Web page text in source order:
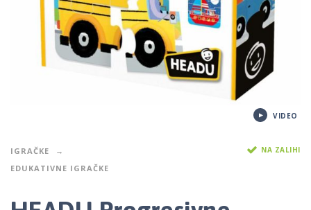
VIDEO
IGRAČKE
EDUKATIVNE IGRAČKE
NA ZALIHI